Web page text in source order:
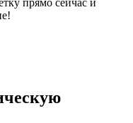
прямо сейчас и